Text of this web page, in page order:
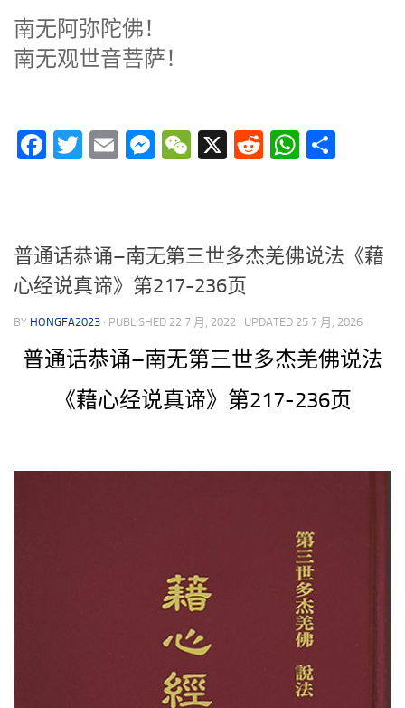
南无阿弥陀佛！
南无观世音菩萨！
Facebook
Twitter
EmailMessenger
WeChat
X Reddit
普通话恭诵–南无第三世多杰羌佛说法《藉
心经说真谛》第217-236页
BY HONGFA2023 · PUBLISHED 22 7 月, 2022 · UPDATED 25 7 月, 2026
普通话恭诵–南无第三世多杰羌佛说法
《藉心经说真谛》第217-236页